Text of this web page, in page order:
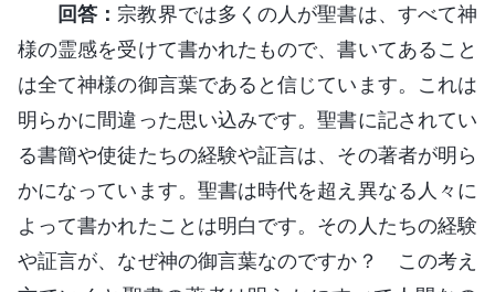
回答： 宗教界では多くの人が聖書は、すべて神
様の霊感を受けて書かれたもので、書いてあること
は全て神様の御言葉であると信じています。これは
明らかに間違った思い込みです。聖書に記されてい
る書簡や使徒たちの経験や証言は、その著者が明ら
かになっています。聖書は時代を超え異なる人々に
よって書かれたことは明白です。その人たちの経験
や証言が、なぜ神の御言葉なのですか？ この考え